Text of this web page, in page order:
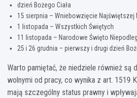
dzień Bożego Ciała
15 sierpnia – Wniebowzięcie Najświętszej
1 listopada – Wszystkich Świętych
11 listopada – Narodowe Święto
25 i 26 grudnia – pierwszy i drugi dzień
Warto pamiętać, że niedziele również są
wolnymi od pracy, co wynika z art. 1519
mają szczególny status prawny i